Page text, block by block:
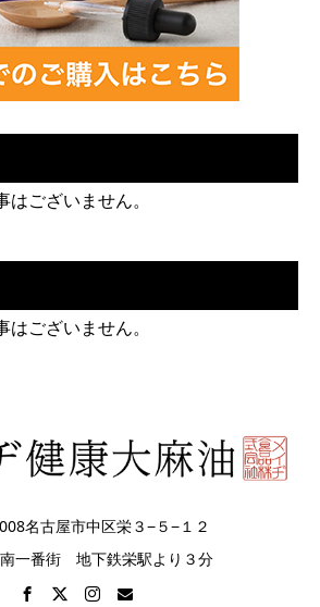
ございません。
ございません。
名古屋市中区栄３−５−１２
一番街 地下鉄栄駅より３分